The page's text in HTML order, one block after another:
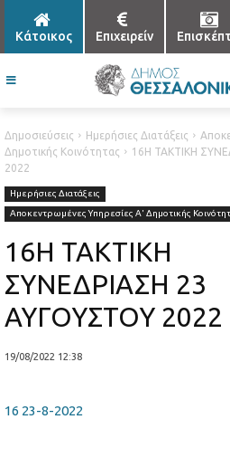
Κάτοικος Επιχειρείν
Δημοσιεύσεις Ημερήσιες Διατάξεις
Δημοτικής Κοινότητας
16Η ΤΑΚΤΙΚΗ
2022
Ημερήσιες Διατάξεις
Αποκεντρωμένες Υπηρεσίες Α' Δημοτικής
16Η ΤΑΚΤΙΚΗ
ΣΥΝΕΔΡΙΑΣΗ 23
ΑΥΓΟΥΣΤΟΥ 2022
19/08/2022 12:38
16 23-8-2022